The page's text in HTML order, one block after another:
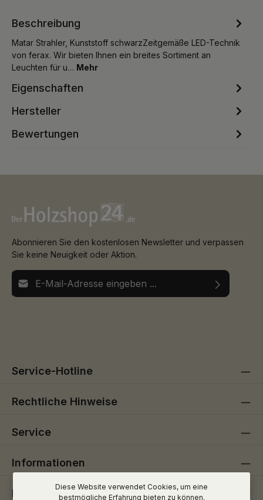
Beschreibung
Matar Strahler, Kunststoff schwarzZeitgemäße LED-Technik
von ferax. Wir bieten Ihnen ein breites Sortiment an
Leuchten für u… Mehr
Eigenschaften
Hersteller
Bewertungen
Abonnieren Sie den kostenlosen Newsletter und verpassen
Sie keine Neuigkeit oder Aktion.
E-Mail-Adresse*
Service-Hotline
Rechtliche Hinweise
Service
Informationen
Folge uns
Diese Website verwendet Cookies, um eine
bestmögliche Erfahrung bieten zu können.